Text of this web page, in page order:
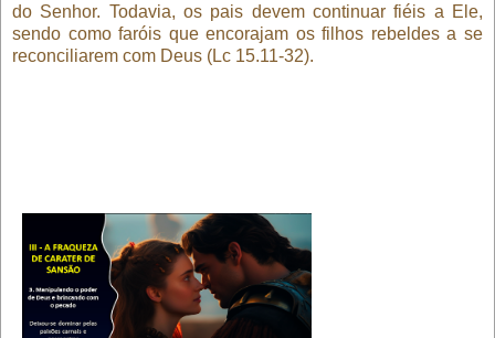
do Senhor. Todavia, os pais devem continuar fiéis a Ele,
sendo como faróis que encorajam os filhos rebeldes a se
reconciliarem com Deus (Lc 15.11-32).